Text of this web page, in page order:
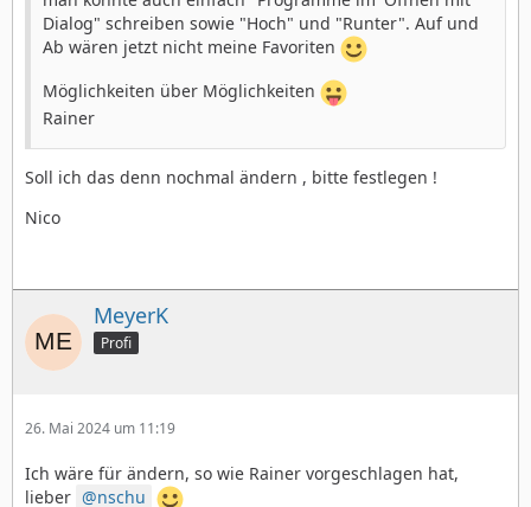
Dialog" schreiben sowie "Hoch" und "Runter". Auf und
Ab wären jetzt nicht meine Favoriten
Möglichkeiten über Möglichkeiten
Rainer
Soll ich das denn nochmal ändern , bitte festlegen !
Nico
MeyerK
Profi
26. Mai 2024 um 11:19
Ich wäre für ändern, so wie Rainer vorgeschlagen hat,
lieber
nschu